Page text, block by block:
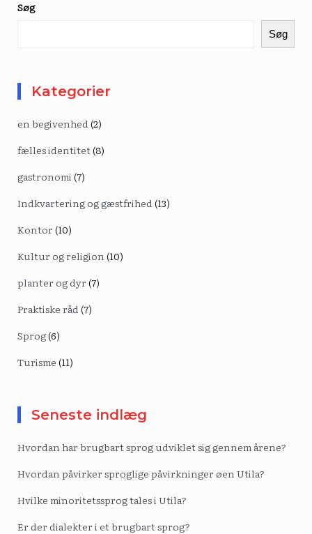
Søg
Søg
Kategorier
en begivenhed (2)
fælles identitet (8)
gastronomi (7)
Indkvartering og gæstfrihed (13)
Kontor(10)
Kultur og religion (10)
planter og dyr(7)
Praktiske råd (7)
Sprog(6)
Turisme (11)
Seneste indlæg
Hvordan har brugbart sprog udviklet sig gennem årene?
Hvordan påvirker sproglige påvirkninger øen Utila?
Hvilke minoritetssprog tales i Utila?
Er der dialekter i et brugbart sprog?